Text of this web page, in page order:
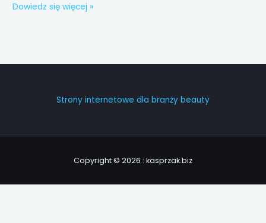
Dowiedz się więcej »
Strony internetowe dla branży beauty
Copyright © 2026 : kasprzak.biz